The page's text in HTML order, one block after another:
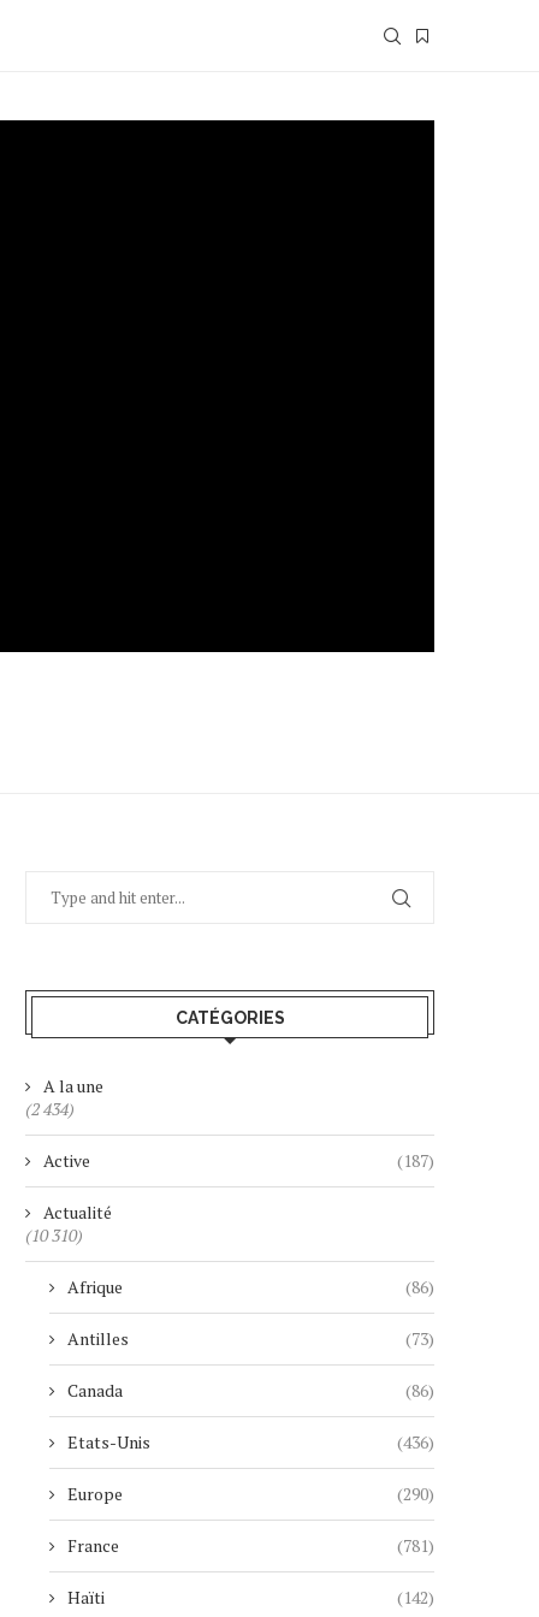
CATÉGORIES
A la une
(2 434)
Active (187)
Actualité
(10 310)
Afrique (86)
Antilles (73)
Canada (86)
Etats-Unis (436)
Europe (290)
France (781)
Haïti (142)